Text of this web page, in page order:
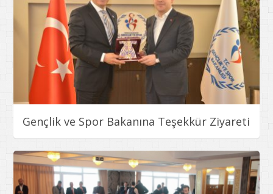
Gençlik ve Spor Bakanına Teşekkür Ziyareti